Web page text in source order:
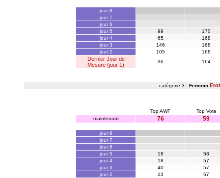
jour 8
jour 7
jour 6
jour 5
99
170
jour 4
65
168
jour 3
146
168
jour 2
105 168
Dernier Jour de
Mesure (jour 1)
36 164
catégorie 3 : Feminin
Top AWF
Top Vote
maintenant
76 59
jour 8
jour 7
jour 6
jour 5
18
58
jour 4
18
57
jour 3
40
57
jour 2
23 57